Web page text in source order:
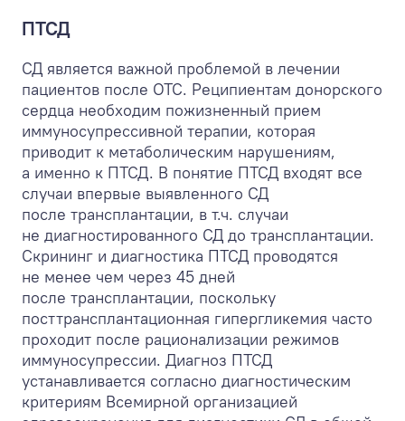
ПТСД
СД является важной проблемой в лечении
пациентов после ОТС. Реципиентам донорского
сердца необходим пожизненный прием
иммуносупрессивной терапии, которая
приводит к метаболическим нарушениям,
а именно к ПТСД. В понятие ПТСД входят все
случаи впервые выявленного СД
после трансплантации, в т.ч. случаи
не диагностированного СД до трансплантации.
Скрининг и диагностика ПТСД проводятся
не менее чем через 45 дней
после трансплантации, поскольку
посттрансплантационная гипергликемия часто
проходит после рационализации режимов
иммуносупрессии. Диагноз ПТСД
устанавливается согласно диагностическим
критериям Всемирной организацией